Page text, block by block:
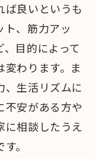
ば良いというも
ト、筋力アッ
目的によって
わります。ま
、生活リズムに
不安がある方や
に相談したうえ
。